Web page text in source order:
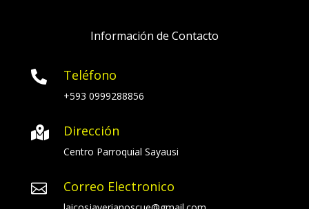
Información de Contacto
 Teléfono
+593 0999288856
 Dirección
Centro Parroquial Sayausi
 Correo Electronico